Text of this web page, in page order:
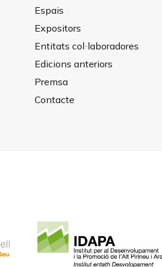
Espais
Expositors
Entitats col·laboradores
Edicions anteriors
Premsa
Contacte